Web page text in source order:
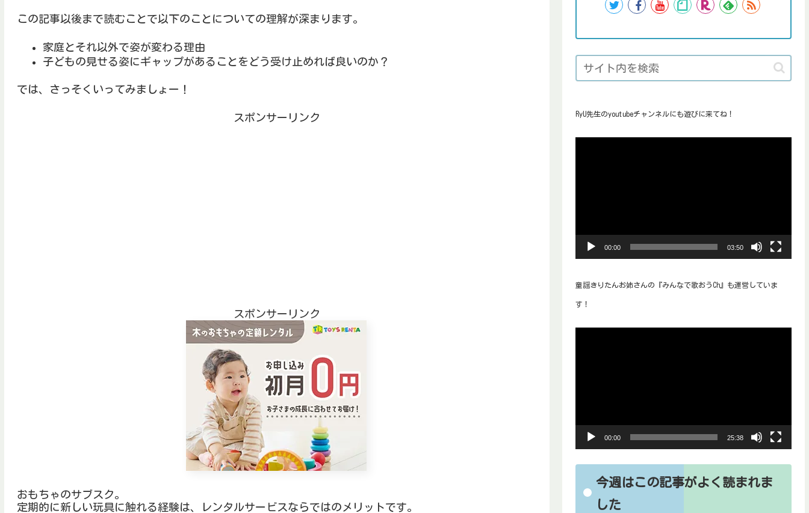
この記事以後まで読むことで以下のことについての理解が深まります。
家庭とそれ以外で姿が変わる理由
子どもの見せる姿にギャップがあることをどう受け止めれば良いのか？
では、さっそくいってみましょー！
スポンサーリンク
スポンサーリンク
おもちゃのサブスク。
定期的に新しい玩具に触れる経験は、レンタルサービスならではのメリットです。
RyU先生のyoutubeチャンネルにも遊びに来てね！
ー
00:00 03:50
童謡きりたんお姉さんの『みんなで歌おうCh』も運営していま
す！
ー
00:00 25:38
今週はこの記事がよく読まれま
した